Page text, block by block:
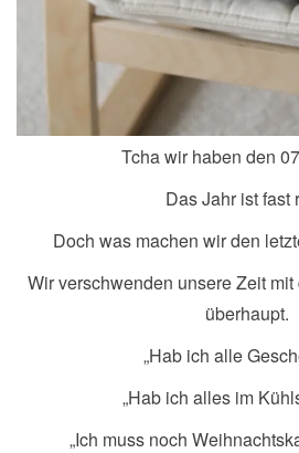
Tcha wir haben den
Das Jahr ist fast
Doch was machen wir den
Wir verschwenden unsere Zeit
überhaupt.
„Hab ich alle
„Hab ich alles im
„Ich muss noch